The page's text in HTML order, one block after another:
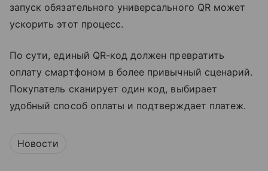
запуск обязательного универсального QR может
ускорить этот процесс.
По сути, единый QR-код должен превратить
оплату смартфоном в более привычный сценарий.
Покупатель сканирует один код, выбирает
удобный способ оплаты и подтверждает платеж.
Новости